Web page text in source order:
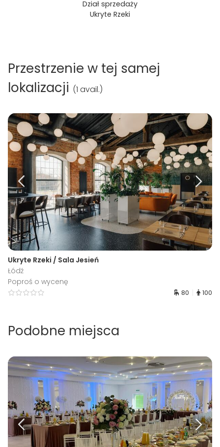
Dział sprzedaży
Ukryte Rzeki
Przestrzenie w tej samej
lokalizacji (1 avail.)
Ukryte Rzeki / Sala Jesień
Łódź
Poproś o wycenę
80 100
Podobne miejsca